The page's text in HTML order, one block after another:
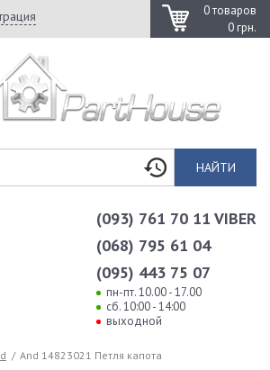
0 товаров
0 грн.
НАЙТИ
(093) 761 70 11 VIBER
(068) 795 61 04
(095) 443 75 07
пн-пт. 10.00 - 17.00
сб. 10:00 - 14:00
выходной
/ And 14823021 Петля капота